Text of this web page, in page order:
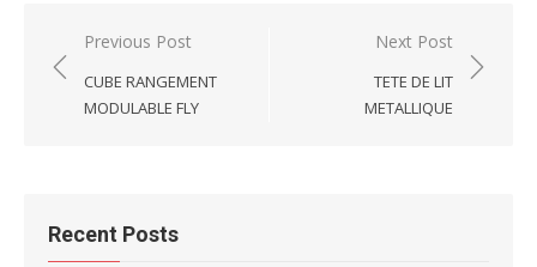
Post
navigation
Previous Post
CUBE RANGEMENT
MODULABLE FLY
Next Post
TETE DE LIT
METALLIQUE
Recent Posts